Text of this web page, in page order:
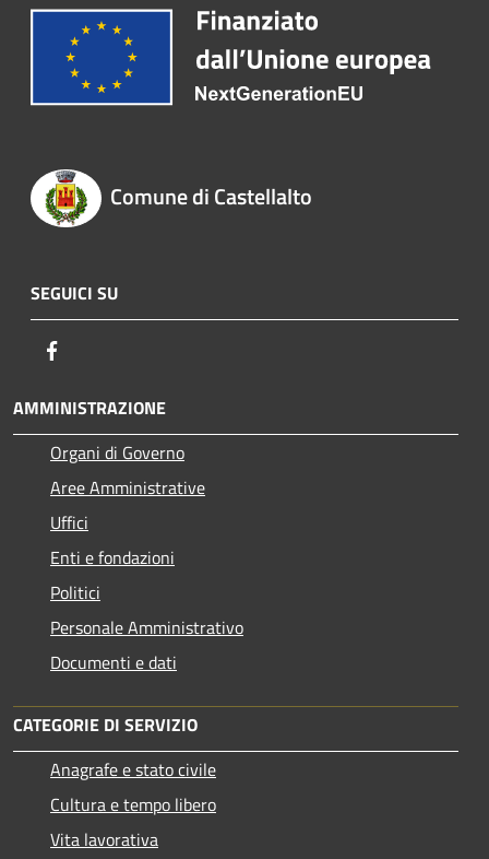
Comune di Castellalto
SEGUICI SU
AMMINISTRAZIONE
Organi di Governo
Aree Amministrative
Uffici
Enti e fondazioni
Politici
Personale Amministrativo
Documenti e dati
CATEGORIE DI SERVIZIO
Anagrafe e stato civile
Cultura e tempo libero
Vita lavorativa